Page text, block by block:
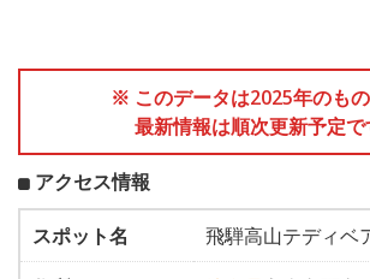
※ このデータは2025年のもの
最新情報は順次更新予定で
アクセス情報
スポット名
飛騨高山テディベ